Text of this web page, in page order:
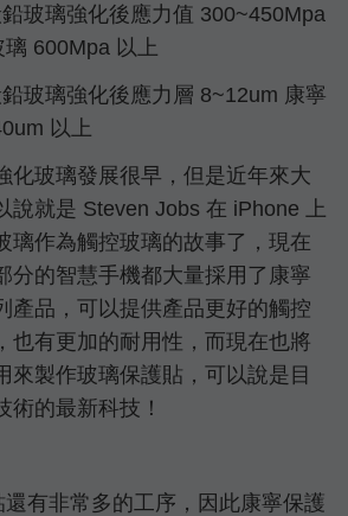
玻璃強化後應力值 300~450Mpa
璃 600Mpa 以上
玻璃強化後應力層 8~12um 康寧
以上
化玻璃發展很早，但是近年來大
說就是 Steven Jobs 在 iPhone 上
璃作為觸控玻璃的故事了，現在
分的智慧手機都大量採用了康寧
產品，可以提供產品更好的觸控
也有更加的耐用性，而現在也將
來製作玻璃保護貼，可以說是目
術的最新科技！
有非常多的工序，因此康寧保護